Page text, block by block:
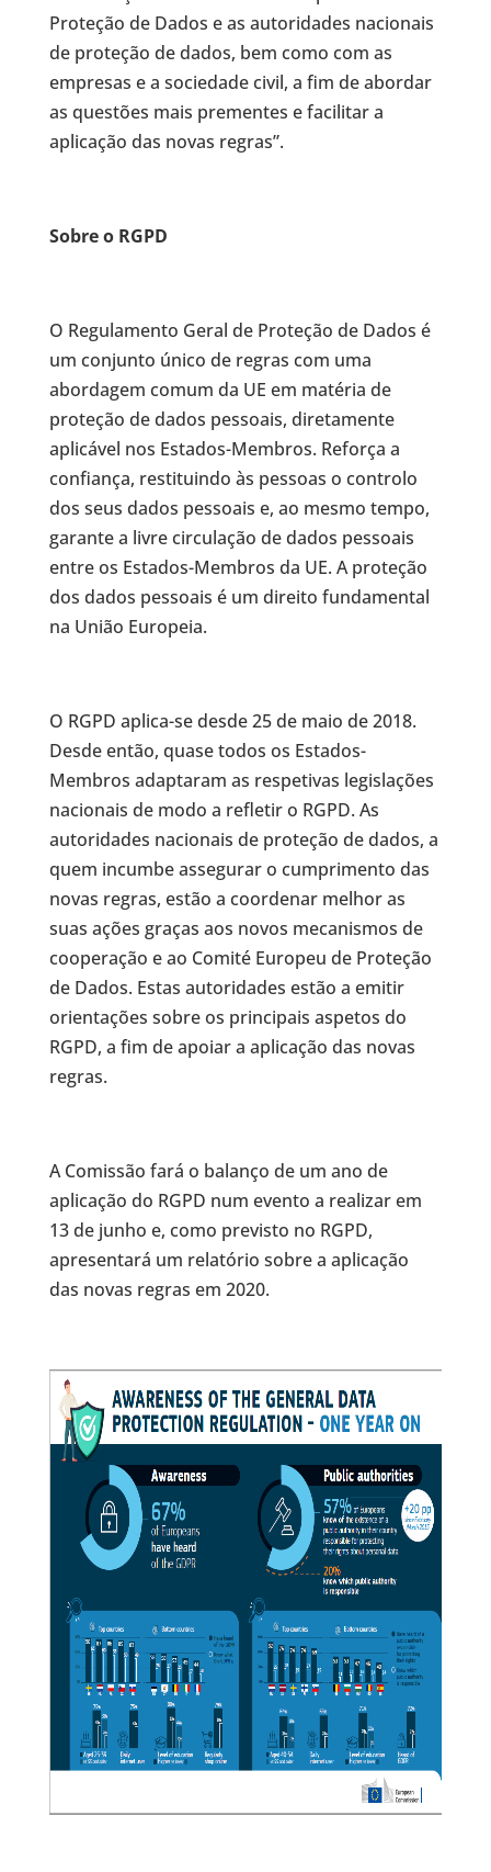
Proteção de Dados e as autoridades nacionais
de proteção de dados, bem como com as
empresas e a sociedade civil, a fim de abordar
as questões mais prementes e facilitar a
aplicação das novas regras”.
Sobre o RGPD
O Regulamento Geral de Proteção de Dados é
um conjunto único de regras com uma
abordagem comum da UE em matéria de
proteção de dados pessoais, diretamente
aplicável nos Estados-Membros. Reforça a
confiança, restituindo às pessoas o controlo
dos seus dados pessoais e, ao mesmo tempo,
garante a livre circulação de dados pessoais
entre os Estados-Membros da UE. A proteção
dos dados pessoais é um direito fundamental
na União Europeia.
O RGPD aplica-se desde 25 de maio de 2018.
Desde então, quase todos os Estados-
Membros adaptaram as respetivas legislações
nacionais de modo a refletir o RGPD. As
autoridades nacionais de proteção de dados, a
quem incumbe assegurar o cumprimento das
novas regras, estão a coordenar melhor as
suas ações graças aos novos mecanismos de
cooperação e ao Comité Europeu de Proteção
de Dados. Estas autoridades estão a emitir
orientações sobre os principais aspetos do
RGPD, a fim de apoiar a aplicação das novas
regras.
A Comissão fará o balanço de um ano de
aplicação do RGPD num evento a realizar em
13 de junho e, como previsto no RGPD,
apresentará um relatório sobre a aplicação
das novas regras em 2020.